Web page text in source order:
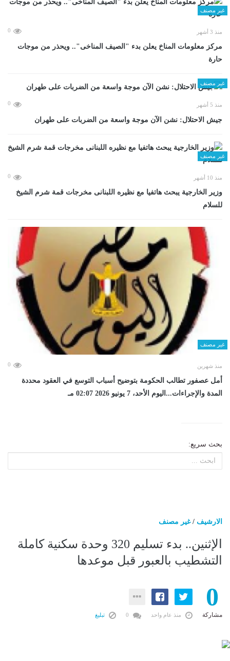
غير مصنف
منذ 3 أشهر 0
مركز معلومات المناخ يعلن بدء "الصيف المناخى".. ويحذر من موجات
حارة
غير مصنف
منذ 5 أشهر 0
جيش الاحتلال: نشن الآن موجة واسعة من الضربات على طهران
غير مصنف
منذ 10 أشهر 0
وزير الخارجية يبحث هاتفيا مع نظيره اللبنانى مخرجات قمة شرم الشيخ
للسلام
غير مصنف
منذ شهرين 0
أمل عصفور تطالب الحكومة بتوضيح أسباب التوسع في العقود محددة
المدة والإجراءات...اليوم الأحد، 7 يونيو 2026 02:07 مـ
بحث سريع:
الارشيف /غير مصنف
الإثنين.. بدء تسليم 320 وحدة سكنية كاملة
التشطيب بالعبور قبل موعدها
0
مشاركة منذ عام واحد تبليغ